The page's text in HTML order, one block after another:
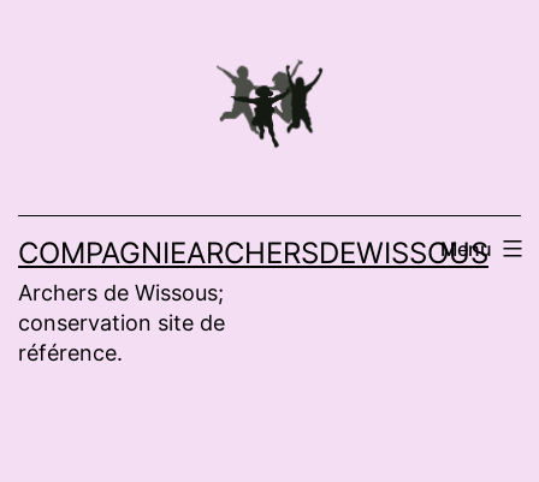
COMPAGNIEARCHERSDEWISSOUS
Archers de Wissous;
conservation site de
référence.
Menu